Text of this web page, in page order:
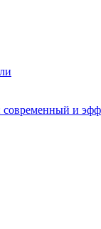
современный и